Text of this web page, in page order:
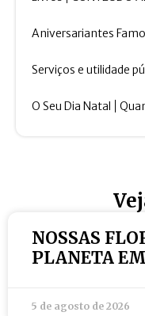
Aniversariantes
Serviços e utilidade
O Seu Dia Natal
NOSSAS
PLANETA
5 de agosto de 2026